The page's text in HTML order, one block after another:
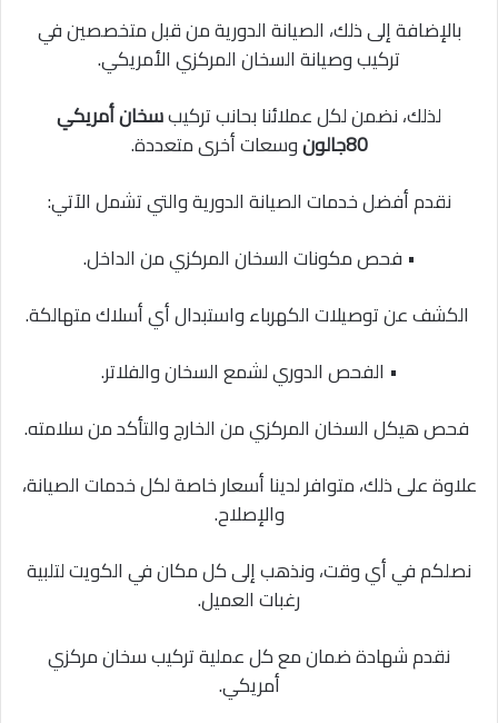
بالإضافة إلى ذلك، الصيانة الدورية من قبل متخصصين في
تركيب وصيانة السخان المركزي الأمريكي.
لذلك، نضمن لكل عملائنا بحانب تركيبسخان أمريكي
80جالون
وسعات أخرى متعددة.
نقدم أفضل خدمات الصيانة الدورية والتي تشمل الآتي:
• فحص مكونات السخان المركزي من الداخل.
الكشف عن توصيلات الكهرباء واستبدال أي أسلاك متهالكة.
• الفحص الدوري لشمع السخان والفلاتر.
فحص هيكل السخان المركزي من الخارج والتأكد من سلامته.
علاوة على ذلك، متوافر لدينا أسعار خاصة لكل خدمات الصيانة،
والإصلاح.
نصلكم في أي وقت، ونذهب إلى كل مكان في الكويت لتلبية
رغبات العميل.
نقدم شهادة ضمان مع كل عملية تركيب سخان مركزي
أمريكي.